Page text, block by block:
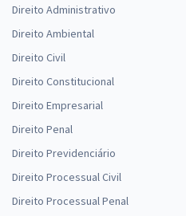
Direito Administrativo
Direito Ambiental
Direito Civil
Direito Constitucional
Direito Empresarial
Direito Penal
Direito Previdenciário
Direito Processual Civil
Direito Processual Penal